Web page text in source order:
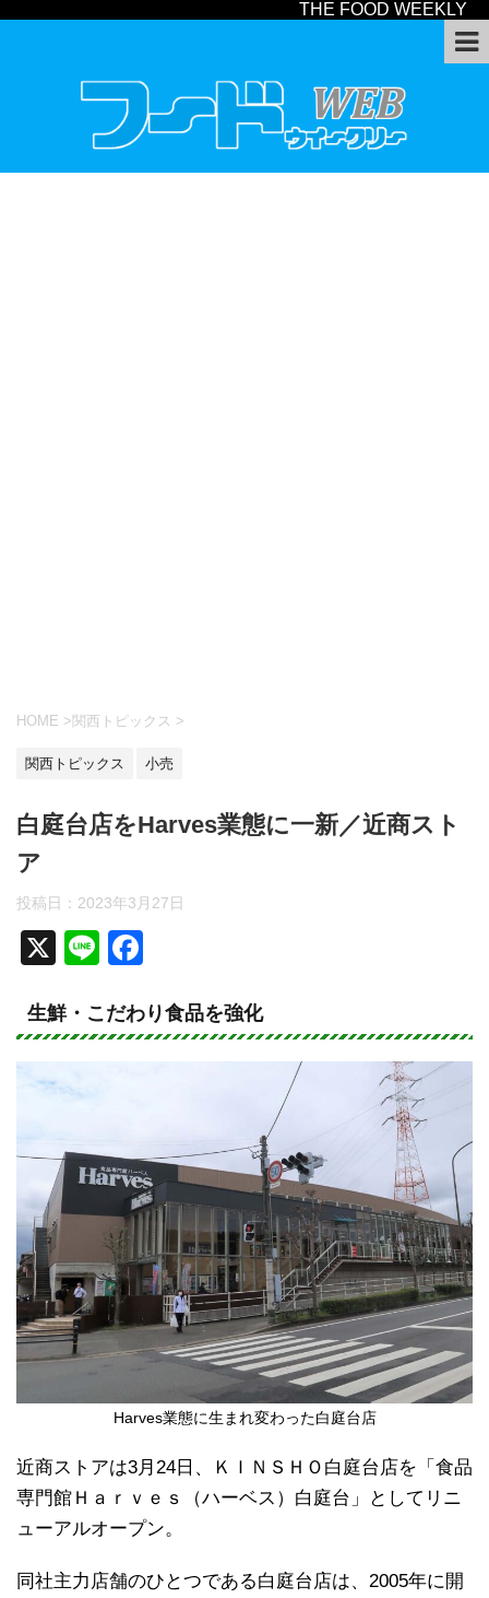
THE FOOD WEEKLY
HOME > 関西トピックス >
関西トピックス 小売
白庭台店をHarves業態に一新／近商スト
ア
投稿日：2023年3月27日
X
Li
e
c
e
o
k
生鮮・こだわり食品を強化
Harves業態に生まれ変わった白庭台店
近商ストアは3月24日、ＫＩＮＳＨＯ白庭台店を「食品
専門館Ｈａｒｖｅｓ（ハーベス）白庭台」としてリニ
ューアルオープン。
同社主力店舗のひとつである白庭台店は、2005年に開